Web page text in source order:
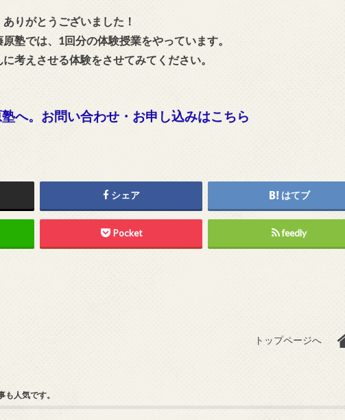
りがとうございました！
塾では、1回分の体験授業をやっています。
考えさせる体験をさせてみてください。
へ。お問い合わせ・お申し込みはこちら
シェア はてブ
Pocket feedly
トップページへ
も人気です。